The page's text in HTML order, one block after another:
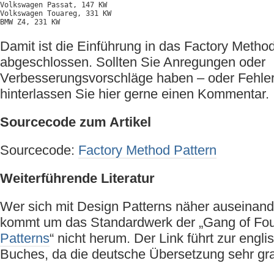
Volkswagen Passat, 147 KW
Volkswagen Touareg, 331 KW
BMW Z4, 231 KW
Damit ist die Einführung in das Factory
abgeschlossen. Sollten Sie Anregungen oder
Verbesserungsvorschläge haben – oder
hinterlassen Sie hier gerne einen Kommentar.
Sourcecode zum Artikel
Sourcecode: Factory Method Pattern
Weiterführende Literatur
Wer sich mit Design Patterns näher
kommt um das Standardwerk der „Gang of
Patterns“ nicht herum. Der Link führt zur
Buches, da die deutsche Übersetzung sehr